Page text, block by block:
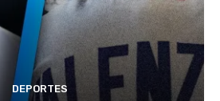
DEPORTES